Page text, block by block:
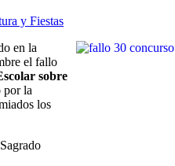
y Fiestas
en la
el fallo
sobre
por la
los